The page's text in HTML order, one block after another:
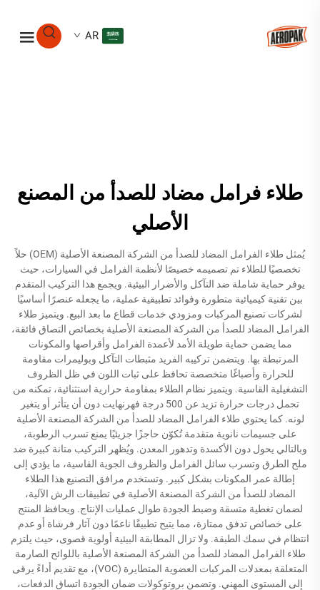
AR
طلاء فرامل مضاد للصدأ من المصنع
الأصلي
يُمثل طلاء الفرامل المضاد للصدأ من الشركة المصنعة الأصلية (OEM) حلاً
تخصصيًا للطلاء تم تصميمه خصيصًا لأنظمة الفرامل في السيارات، حيث
يوفر حماية شاملة ضد التآكل والأضرار البيئية. ويجمع هذا التركيب المتقدم
بين تقنية كيميائية متطورة وفوائد تطبيقية عملية، ما يجعله عنصرًا أساسيًا
لشركات تصنيع المركبات ومزودي خدمات قطاع ما بعد البيع. ويتميز طلاء
الفرامل المضاد للصدأ من الشركة المصنعة الأصلية بخصائص التصاق فائقة،
مما يضمن حماية طويلة الأمد لأعمدة الفرامل وأقراصها والمكونات
المرتبطة بها. ويتضمن تركيبه الفريد مثبطات التآكل وبوليمرات مقاومة
للحرارة وأصباغًا متخصصة تحافظ على ثبات اللون في ظل الظروف
التشغيلية القاسية. ويتميز نظام الطلاء بمقاومة حرارية استثنائية، تمكنه من
تحمل درجات حرارة تزيد عن 500 درجة فهرنهايت دون أن يتأثر أو يتغير
لونه. كما يحتوي طلاء الفرامل المضاد للصدأ من الشركة المصنعة الأصلية
على جسيمات نانوية متقدمة تُكوّن حاجزًا جزيئيًا يمنع تسرب الرطوبة،
وبالتالي يحول دون الأكسدة وتدهور المعدن. ويُظهر التركيب متانة كبيرة ضد
ملح الطرق وتسرب سائل الفرامل والظروف الجوية القاسية، ما يؤدي إلى
إطالة عمر المكونات بشكل كبير. وتستخدم مرافق التصنيع هذا الطلاء
المضاد للصدأ من الشركة المصنعة الأصلية في تطبيقات الرش الآلية،
لضمان تغطية متسقة وضبط الجودة طوال عمليات الإنتاج. ويحافظ المنتج
على خصائص تدفق ممتازة، مما يتيح تطبيقًا ناعمًا دون آثار فرشاة أو عدم
انتظام في سمك الطبقة. ولا تزال المطابقة البيئية أولوية قصوى، حيث يلتزم
طلاء الفرامل المضاد للصدأ من الشركة المصنعة الأصلية باللوائح الصارمة
المتعلقة بمعدلات المركبات العضوية المتطايرة (VOC)، مع تقديم أداءً يرقى
إلى المستوى المهني. وتضمن بروتوكولات ضمان الجودة اتساق الدفعات،